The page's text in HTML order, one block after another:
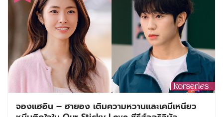
จองแฮอิน – ฮายอง เติมความหวานและเคมีเหนียว